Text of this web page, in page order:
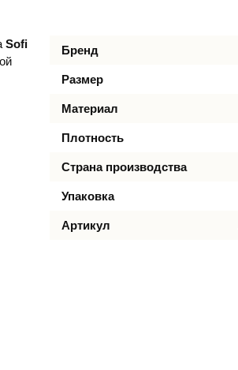
Sofi
Бренд
Размер
Материал
Плотность
Страна производства
Упаковка
Артикул